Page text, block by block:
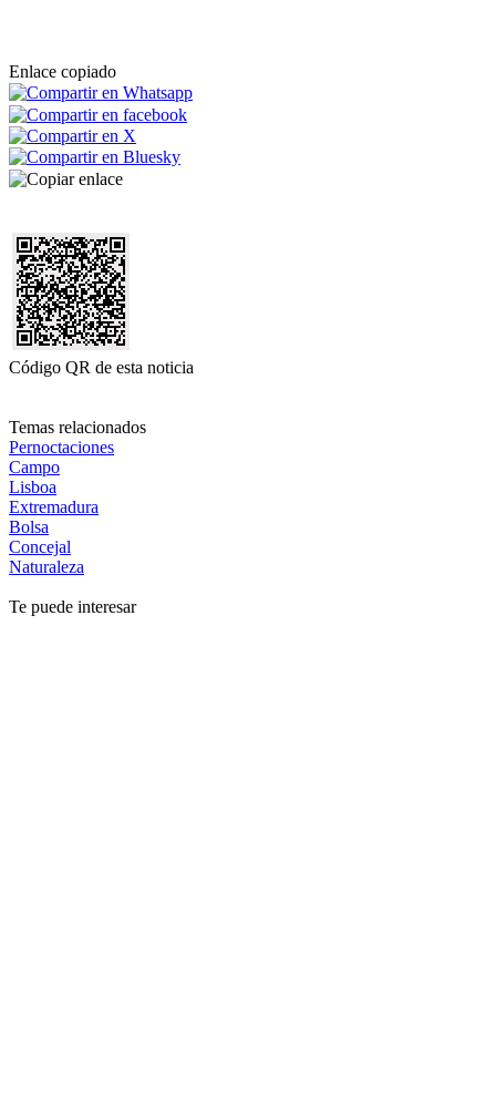
Enlace copiado
Código QR de esta noticia
Temas relacionados
Pernoctaciones
Campo
Lisboa
Extremadura
Bolsa
Concejal
Naturaleza
Te puede interesar